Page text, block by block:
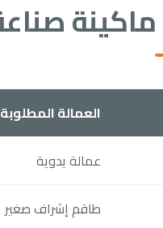
ماكينة
العمالة المطلوبة
عمالة يدوية
طاقم إشراف صغير